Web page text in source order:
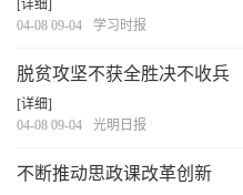
[详细]
04-08 09-04
学习时报
脱贫攻坚不获全胜决不收兵
[详细]
04-08 09-04
光明日报
不断推动思政课改革创新